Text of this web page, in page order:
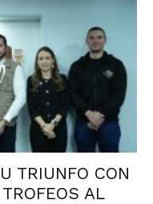
TRIUNFO CON
AL